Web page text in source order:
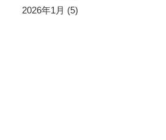
2026年1月 (5)